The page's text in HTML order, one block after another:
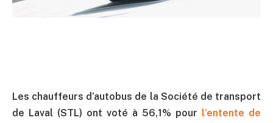
Les chauffeurs d’autobus de la Société de transport
de Laval (STL) ont voté à 56,1% pour l’entente de